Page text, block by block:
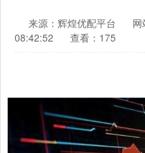
来源：辉煌优配平台
08:42:52
查看：175